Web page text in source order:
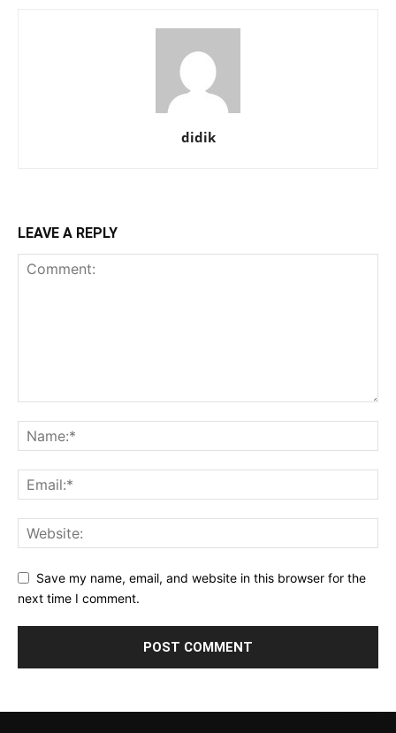
didik
LEAVE A REPLY
Save my name, email, and website in this browser for the
next time I comment.